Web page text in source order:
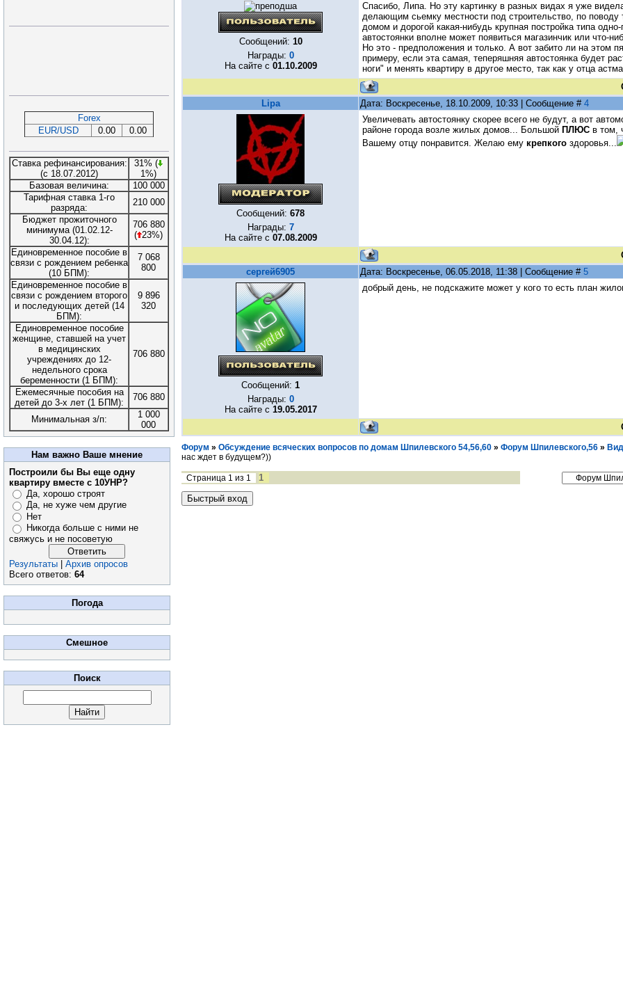
Forex
EUR/USD
0.00 0.00
Ставка рефинансирования:
(с 18.07.2012)
31% (
1%)
Базовая величина:
100 000
Тарифная ставка 1-го
разряда:
210 000
Бюджет прожиточного
минимума (01.02.12-
30.04.12):
706 880
( 23%)
Единовременное пособие в
связи с рождением ребенка
(10 БПМ):
7 068
800
Единовременное пособие в
связи с рождением второго
и последующих детей (14
БПМ):
9 896
320
Единовременное пособие
женщине, ставшей на учет
в медицинских
учреждениях до 12-
недельного срока
беременности (1 БПМ):
706 880
Ежемесячные пособия на
детей до 3-х лет (1 БПМ):
706 880
Минимальная з/п:
1 000
000
Нам важно Ваше мнение
Построили бы Вы еще одну
квартиру вместе с 10УНР?
Да, хорошо строят
Да, не хуже чем другие
Нет
Никогда больше с ними не
свяжусь и не посоветую
Результаты
Архив опросов
Всего ответов: 64
Погода
Смешное
Поиск
Сообщений: 10
Награды: 0
На сайте с 01.10.2009
Спасибо, Липа. Но эту картинку в разных видах я уже
делающим сьемку местности под строительство, по
домом и дорогой какая-нибудь крупная постройка типа
автостоянки вполне может появиться магазинчик или что-
Но это - предположения и только. А вот забито ли на этом
примеру, если эта самая, теперяшняя автостоянка будет
ноги" и менять квартиру в другое место, так как у отца
Lipa
Дата: Воскресенье, 18.10.2009, 10:33 | Сообщение # 4
Сообщений: 678
Награды: 7
На сайте с 07.08.2009
Увеличевать автостоянку скорее всего не будут, а вот
районе города возле жилых домов... Большой ПЛЮС в том,
Вашему отцу понравится. Желаю ему крепкого здоровья...
сергей6905
Дата: Воскресенье, 06.05.2018, 11:38 | Сообщение # 5
Сообщений: 1
Награды: 0
На сайте с 19.05.2017
добрый день, не подскажите может у кого то есть план
Форум » Обсуждение всяческих вопросов по домам Шпилевского 54,56,60 » Форум Шпилевского,56 »
нас ждет в будущем?))
Страница 1 из 1
1